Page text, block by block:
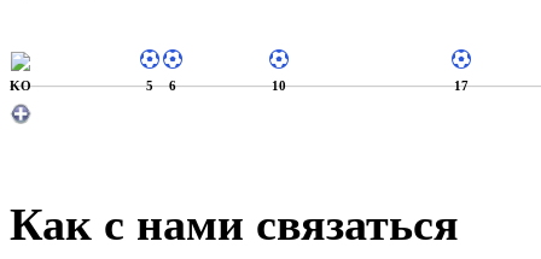
KO 5 6 10 17
Как с нами связаться